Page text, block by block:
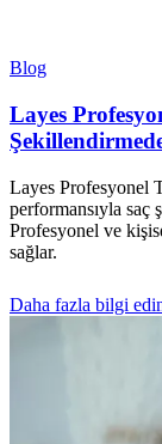
Blog
Layes
Layes Profesyonel
performansıyla saç
Profesyonel ve
sağlar.
Daha fazla bilgi